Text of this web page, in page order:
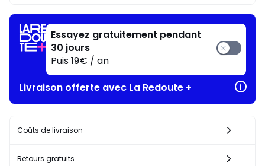
Essayez gratuitement pendant
30 jours
Puis 19€ / an
Livraison offerte avec La Redoute +
Coûts de livraison
Retours gratuits